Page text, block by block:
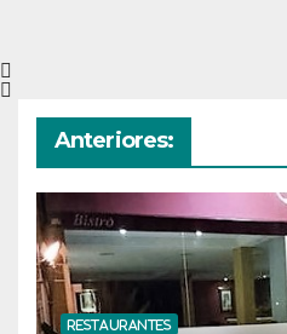
Anteriores:
RESTAURANTES